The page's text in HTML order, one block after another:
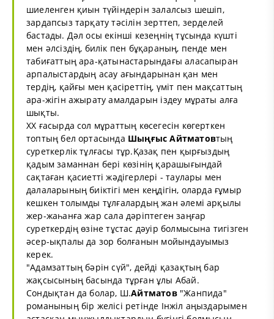
шиеленген қиын түйіндерін залалсыз шешіп,
зардапсыз тарқату тәсілін зерттеп, зерделей
бастады. Дәл осы екінші кезеңнің тұсында күшті
мен әлсіздің, билік пен бұқараның, пенде мен
табиғаттың ара-қатынастарындағы аласапыран
арпалыстардың асау ағындарынан қан мен
тердің, қайғы мен қасіреттің, үміт пен мақсаттың
ара-жігін ажырату амалдарын іздеу мұраты алға
шықты.
ХХ ғасырда сол мұраттың көсегесін көгерткен
топтың бел ортасында Шыңғыс Айтматовтың
суреткерлік тұлғасы тұр.Қазақ пен қырғыздың
қадым заманнан бері көзінің қарашығындай
сақтаған қасиетті жәдігерлері - таулары мен
далаларының биіктігі мен кеңдігін, оларда ғұмыр
кешкен толымды тұлғалардың жан әлемі арқылы
жер-жаһанға жар сала дәріптеген заңғар
суреткердің өзіне тұстас дәуір болмысына тигізген
әсер-ықпалы да зор болғанын мойындауымыз
керек.
"Адамзаттың бәрін сүй", дейді қазақтың бар
жақсысының басында тұрған ұлы Абай.
Сондықтан да болар, Ш.Айтматов"Жанпида"
романының бір желісі ретінде Інжіл аңыздарымен